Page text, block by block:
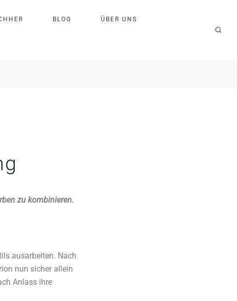
H H E R B LOG Ü B E R U N S
zu kombinieren.
ausarbeiten. Nach
nun sicher allein
Anlass ihre